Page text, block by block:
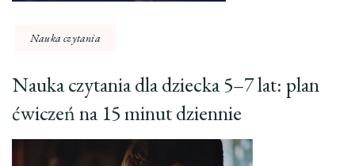
Nauka czytania
Nauka czytania dla dziecka 5–7 lat: plan
ćwiczeń na 15 minut dziennie